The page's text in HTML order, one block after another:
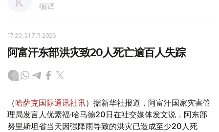
编译
17:20, 21 7月 2026
阿富汗东部洪灾致20人死亡逾百人失踪
（哈萨克国际通讯社讯）据新华社报道，阿富汗国家灾害管
理局发言人优素福·哈马德20日在社交媒体发文说，阿东部
努里斯坦省当天因强降雨导致的洪灾已造成至少20人死